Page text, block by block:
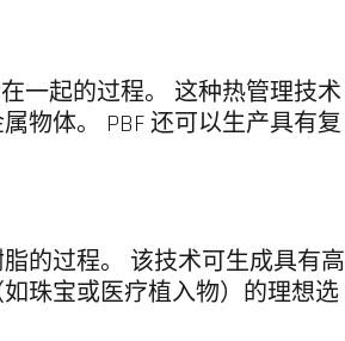
一起的过程。 这种热管理技术
物体。 PBF 还可以生产具有复
的过程。 该技术可生成具有高
珠宝或医疗植入物）的理想选